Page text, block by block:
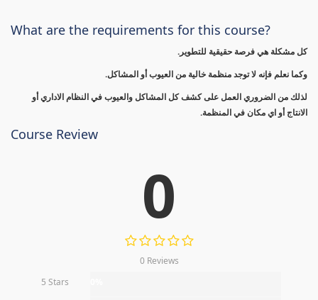
What are the requirements for this course?
كل مشكلة هي فرصة حقيقية للتطوير.
وكما نعلم فإنه لا توجد منظمة خالية من العيوب أو المشاكل.
لذلك من الضروري العمل على كشف كل المشاكل والعيوب في النظام الاداري أو
الانتاج أو اي مكان في المنظمة.
Course Review
0
0 Reviews
5 Stars